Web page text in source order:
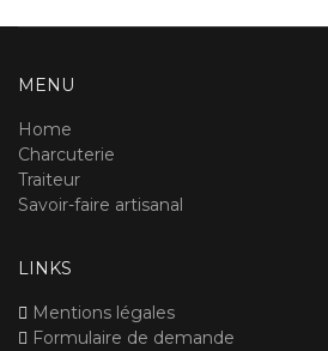
MENU
Home
Charcuterie
Traiteur
Savoir-faire artisanal
LINKS
Mentions légales
Formulaire de demande